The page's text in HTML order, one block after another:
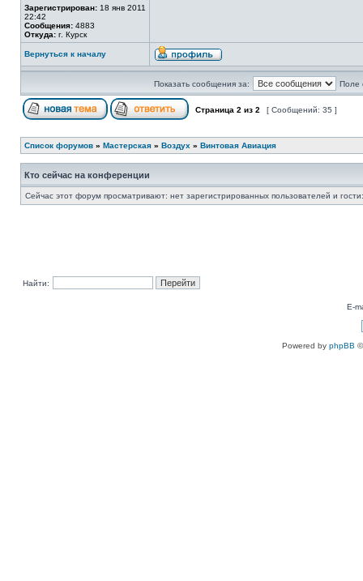
Зарегистрирован: 18 янв 2011
22:42
Сообщения: 4883
Откуда: г. Курск
Вернуться к началу
Показать сообщения за: Поле
Страница 2 из 2 [ Сообщений: 35 ]
Список форумов » Мастерская » Воздух » Винтовая Авиация
Кто сейчас на конференции
Сейчас этот форум просматривают: нет зарегистрированных пользователей и
Найти:
E-
Powered by phpBB